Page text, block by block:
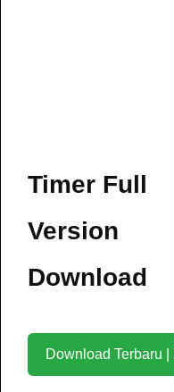
Timer Full
Version
Download